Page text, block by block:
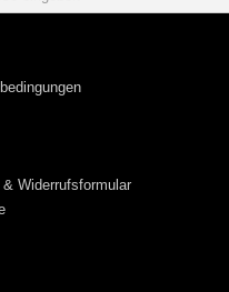
Widerrufsformular